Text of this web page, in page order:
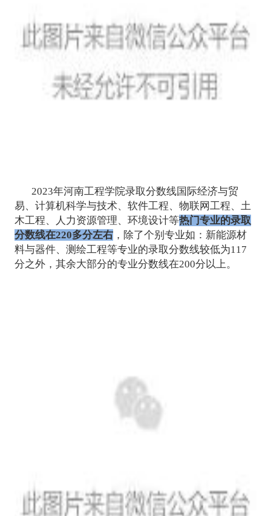
2023年河南工程学院录取分数线国际经济与贸
易、计算机科学与技术、软件工程、物联网工程、土
木工程、人力资源管理、环境设计等热门专业的录取
分数线在220多分左右，除了个别专业如：新能源材
料与器件、测绘工程等专业的录取分数线较低为117
分之外，其余大部分的专业分数线在200分以上。